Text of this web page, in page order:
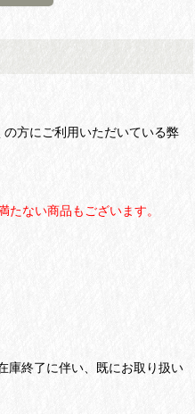
方にご利用いただいている弊
ない商品もございます。
庫終了に伴い、既にお取り扱い